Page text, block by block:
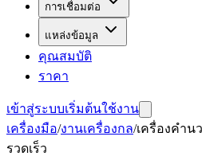
การเชื่อมต่อ
แหล่งข้อมูล
คุณสมบัติ
ราคา
เข้าสู่ระบบเริ่มต้นใช้งาน
เครื่องมือ/งานเครื่องกล/เครื่องคำน
รวดเร็ว